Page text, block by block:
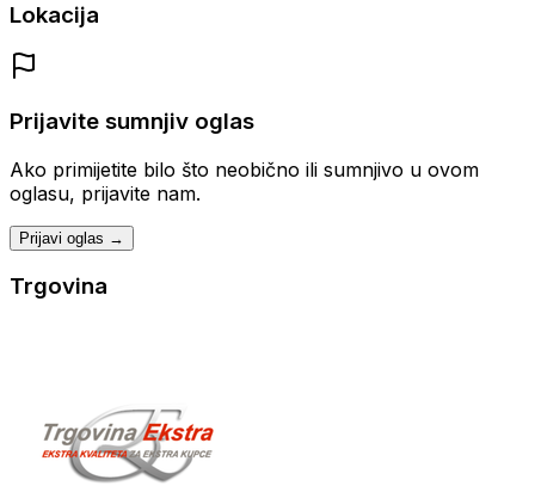
Lokacija
Prijavite sumnjiv oglas
Ako primijetite bilo što neobično ili sumnjivo u ovom
oglasu, prijavite nam.
Prijavi oglas →
Trgovina